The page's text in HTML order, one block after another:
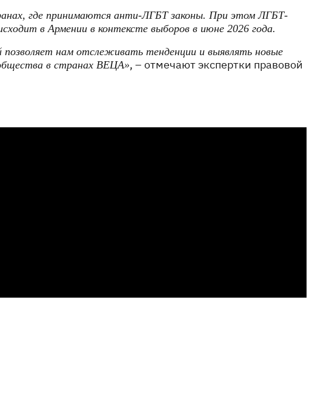
где принимаются анти-ЛГБТ законы. При этом ЛГБТ-
в Армении в контексте выборов в июне 2026 года.
нам отслеживать тенденции и выявлять новые
в странах ВЕЦА», – отмечают экспертки правовой